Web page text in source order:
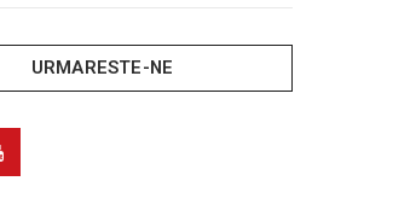
URMARESTE-NE